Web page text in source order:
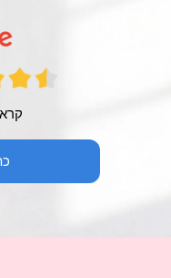
קראו 155